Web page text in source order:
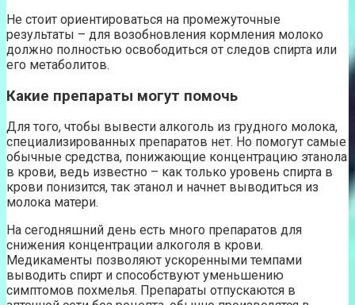
Не стоит ориентироваться на промежуточные
результаты – для возобновления кормления молоко
должно полностью освободиться от следов спирта или
его метаболитов.
Какие препараты могут помочь
Для того, чтобы вывести алкоголь из грудного молока,
специализированных препаратов нет. Но помогут самые
обычные средства, понижающие концентрацию этанола
в крови, ведь известно – как только уровень спирта в
крови понизится, так этанол и начнет выводиться из
молока матери.
На сегодняшний день есть много препаратов для
снижения концентрации алкоголя в крови.
Медикаменты позволяют ускоренными темпами
выводить спирт и способствуют уменьшению
симптомов похмелья. Препараты отпускаются в